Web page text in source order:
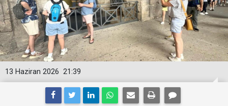
21:39
13 Haziran 2026